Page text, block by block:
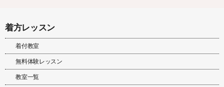
着方レッスン
着付教室
無料体験レッスン
教室一覧